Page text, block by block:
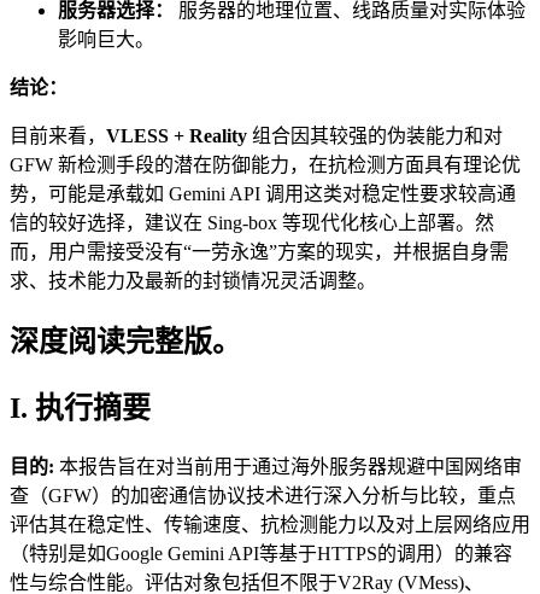
服务器选择：
服务器的地理位置、线路质量对实际体验
影响巨大。
结论：
目前来看， VLESS + Reality 组合因其较强的伪装能力和对
GFW 新检测手段的潜在防御能力，在抗检测方面具有理论优
势，可能是承载如 Gemini API 调用这类对稳定性要求较高通
信的较好选择，建议在 Sing-box 等现代化核心上部署。然
而，用户需接受没有“一劳永逸”方案的现实，并根据自身需
求、技术能力及最新的封锁情况灵活调整。
深度阅读完整版。
I. 执行摘要
目的: 本报告旨在对当前用于通过海外服务器规避中国网络审
查（GFW）的加密通信协议技术进行深入分析与比较，重点
评估其在稳定性、传输速度、抗检测能力以及对上层网络应用
（特别是如Google Gemini API等基于HTTPS的调用）的兼容
性与综合性能。评估对象包括但不限于V2Ray (VMess)、